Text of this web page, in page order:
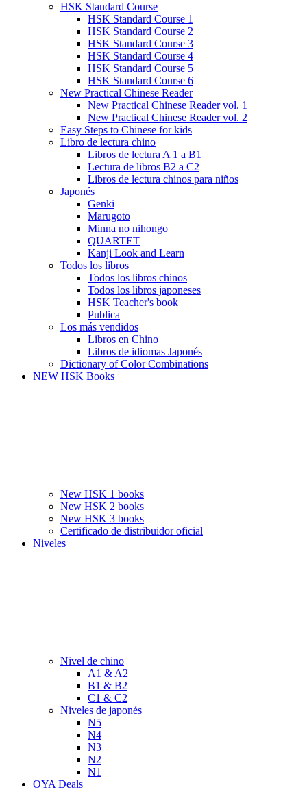
HSK Standard Course
HSK Standard Course 1
HSK Standard Course 2
HSK Standard Course 3
HSK Standard Course 4
HSK Standard Course 5
HSK Standard Course 6
New Practical Chinese Reader
New Practical Chinese Reader vol. 1
New Practical Chinese Reader vol. 2
Easy Steps to Chinese for kids
Libro de lectura chino
Libros de lectura A 1 a B1
Lectura de libros B2 a C2
Libros de lectura chinos para niños
Japonés
Genki
Marugoto
Minna no nihongo
QUARTET
Kanji Look and Learn
Todos los libros
Todos los libros chinos
Todos los libros japoneses
HSK Teacher's book
Publica
Los más vendidos
Libros en Chino
Libros de idiomas Japonés
Dictionary of Color Combinations
NEW HSK Books
New HSK 1 books
New HSK 2 books
New HSK 3 books
Certificado de distribuidor oficial
Niveles
Nivel de chino
A1 & A2
B1 & B2
C1 & C2
Niveles de japonés
N5
N4
N3
N2
N1
OYA Deals